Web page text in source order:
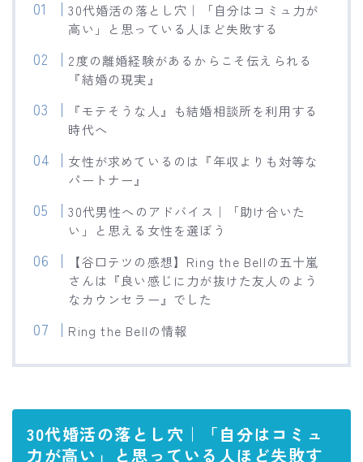
30代婚活の落とし穴｜「自分はコミュ力が
高い」と思っている人ほど失敗する
2度の離婚経験があるからこそ伝えられる
『結婚の現実』
『モテそうな人』も結婚相談所を利用する
時代へ
女性が求めているのは『年収よりも対等な
パートナー』
30代男性へのアドバイス｜「助け合いた
い」と思える女性を選ぼう
【谷口テツの感想】Ring the Bellの五十嵐
さんは『良い感じに力が抜けた友人のよう
なカウンセラー』でした
Ring the Bellの情報
30代婚活の落とし穴｜「自分はコミュ
力が高い」と思っている人ほど失敗す